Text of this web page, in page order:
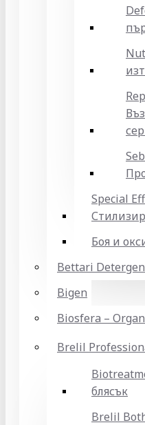
Special
Боя и
Bettari
Bigen
Biosfera –
Brelil
блясък
Brelil